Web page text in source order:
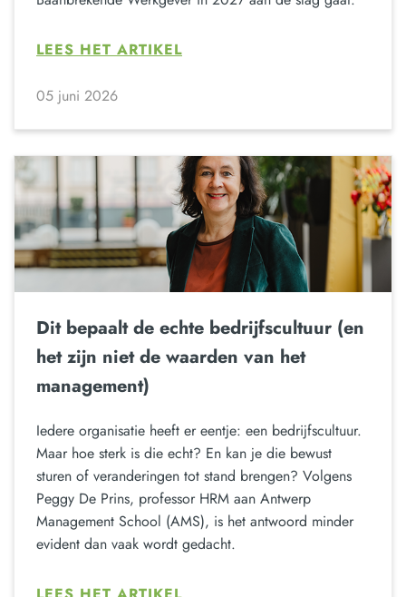
LEES HET ARTIKEL
05 juni 2026
Dit bepaalt de echte bedrijfscultuur (en
het zijn niet de waarden van het
management)
Iedere organisatie heeft er eentje: een bedrijfscultuur.
Maar hoe sterk is die echt? En kan je die bewust
sturen of veranderingen tot stand brengen? Volgens
Peggy De Prins, professor HRM aan Antwerp
Management School (AMS), is het antwoord minder
evident dan vaak wordt gedacht.